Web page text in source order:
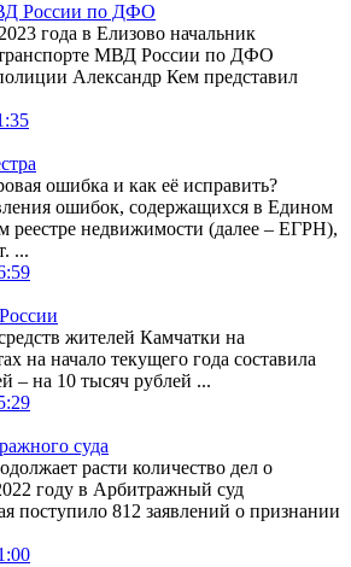
России по ДФО
года в Елизово начальник
МВД России по ДФО
Александр Кем представил
ошибка и как её исправить?
ошибок, содержащихся в Едином
реестре недвижимости (далее – ЕГРН),
...
жителей Камчатки на
на начало текущего года составила
– на 10 тысяч рублей ...
суда
расти количество дел о
году в Арбитражный суд
поступило 812 заявлений о признании